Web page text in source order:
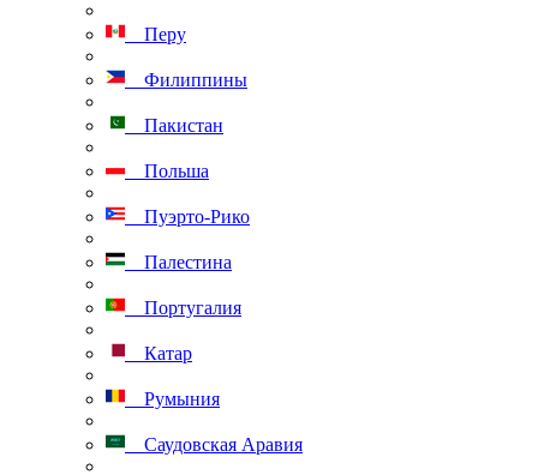
Перу
Филиппины
Пакистан
Польша
Пуэрто-Рико
Палестина
Португалия
Катар
Румыния
Саудовская Аравия